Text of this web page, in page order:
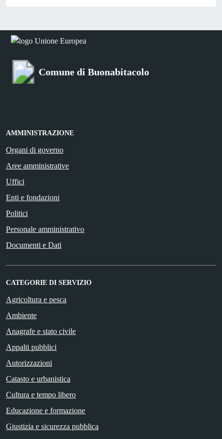
Comune di Buonabitacolo
AMMINISTRAZIONE
Organi di governo
Aree amministrative
Uffici
Enti e fondazioni
Politici
Personale amministrativo
Documenti e Dati
CATEGORIE DI SERVIZIO
Agricoltura e pesca
Ambiente
Anagrafe e stato civile
Appalti pubblici
Autorizzazioni
Catasto e urbanistica
Cultura e tempo libero
Educazione e formazione
Giustizia e sicurezza pubblica